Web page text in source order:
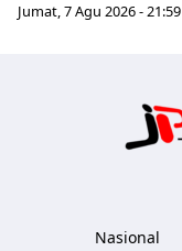
Jumat, 7 Agu 2026 - 21:59
Nasional